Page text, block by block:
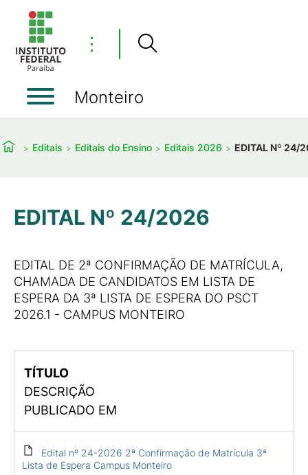
⋮
Monteiro
Editais Editais do Ensino Editais 2026 EDITAL Nº 24/
EDITAL Nº 24/2026
EDITAL DE 2ª CONFIRMAÇÃO DE MATRÍCULA,
CHAMADA DE CANDIDATOS EM LISTA DE
ESPERA DA 3ª LISTA DE ESPERA DO PSCT
2026.1 - CAMPUS MONTEIRO
TÍTULO
DESCRIÇÃO
PUBLICADO EM
Edital nº 24-2026 2ª Confirmação de Matrícula 3ª
Lista de Espera Campus Monteiro